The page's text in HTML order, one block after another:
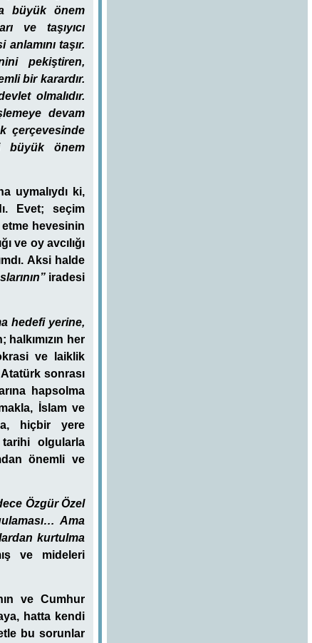
büyük önem
ve taşıyıcı
taşır.
pekiştiren,
bir karardır.
olmalıdır.
devam
çerçevesinde
büyük önem
uymalıydı ki,
Evet; seçim
hevesinin
ve oy avcılığı
Aksi halde
iradesi
hedefi yerine,
halkımızın her
ve laiklik
sonrası
hapsolma
İslam ve
hiçbir yere
tarihi olgularla
önemli ve
Özgür Özel
Ama
kurtulma
ve mideleri
ve Cumhur
hatta kendi
bu sorunlar